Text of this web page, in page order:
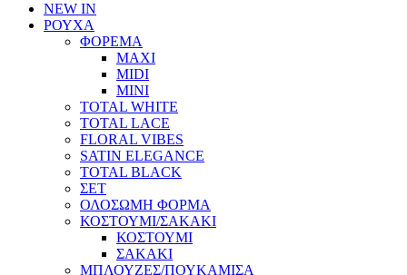
NEW IN
ΡΟΥΧΑ
ΦΟΡΕΜΑ
MAXI
MIDI
MINI
TOTAL WHITE
TOTAL LACE
FLORAL VIBES
SATIN ELEGANCE
TOTAL BLACK
ΣΕΤ
ΟΛΟΣΩΜΗ ΦΟΡΜΑ
ΚΟΣΤΟΥΜΙ/ΣΑΚΑΚΙ
ΚΟΣΤΟΥΜΙ
ΣΑΚΑΚΙ
ΜΠΛΟΥΖΕΣ/ΠΟΥΚΑΜΙΣΑ